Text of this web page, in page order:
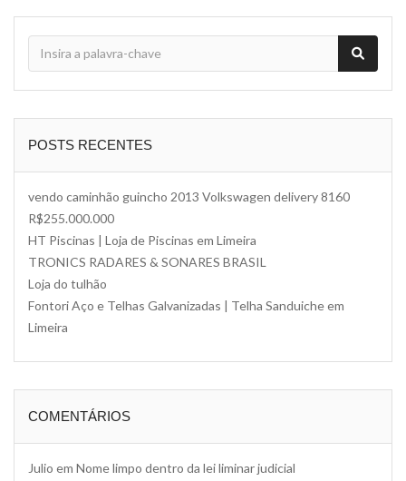
POSTS RECENTES
vendo caminhão guincho 2013 Volkswagen delivery 8160
R$255.000.000
HT Piscinas | Loja de Piscinas em Limeira
TRONICS RADARES & SONARES BRASIL
Loja do tulhão
Fontori Aço e Telhas Galvanizadas | Telha Sanduiche em
Limeira
COMENTÁRIOS
Julio em Nome limpo dentro da lei liminar judicial